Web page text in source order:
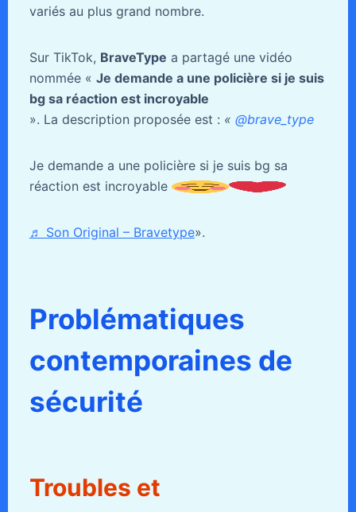
variés au plus grand nombre.
Sur TikTok, BraveType a partagé une vidéo
nommée « Je demande a une policière si je suis
bg sa réaction est incroyable
». La description proposée est : « @brave_type
Je demande a une policière si je suis bg sa
réaction est incroyable
♬ Son Original – Bravetype».
Problématiques
contemporaines de
sécurité
Troubles et